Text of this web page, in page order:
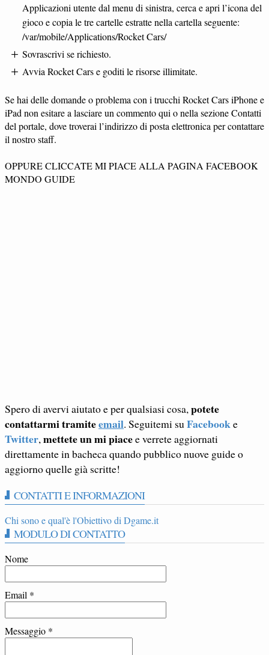
Applicazioni utente dal menu di sinistra, cerca e apri l’icona del
gioco e copia le tre cartelle estratte nella cartella seguente:
/var/mobile/Applications/Rocket Cars/
Sovrascrivi se richiesto.
Avvia Rocket Cars e goditi le risorse illimitate.
Se hai delle domande o problema con i trucchi Rocket Cars iPhone e
iPad non esitare a lasciare un commento qui o nella sezione Contatti
del portale, dove troverai l’indirizzo di posta elettronica per contattare
il nostro staff.
OPPURE CLICCATE MI PIACE ALLA PAGINA FACEBOOK
MONDO GUIDE
Spero di avervi aiutato e per qualsiasi cosa, potete
contattarmi tramiteemail. Seguitemi su Facebooke
Twitter, mettete un mi piacee verrete aggiornati
direttamente in bacheca quando pubblico nuove guide o
aggiorno quelle già scritte!
CONTATTI E INFORMAZIONI
Chi sono e qual'è l'Obiettivo di Dgame.it
MODULO DI CONTATTO
Nome
Email *
Messaggio *